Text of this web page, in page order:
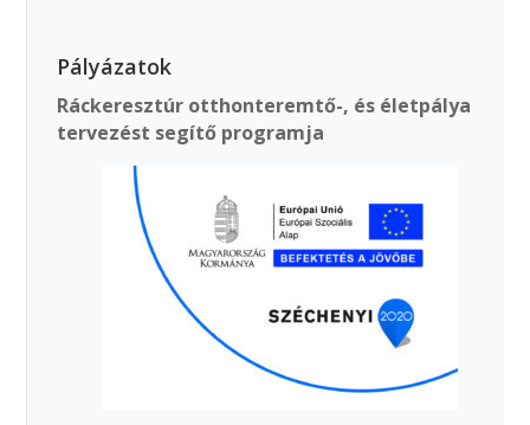
Pályázatok
Ráckeresztúr otthonteremtő-, és életpálya
tervezést segítő programja